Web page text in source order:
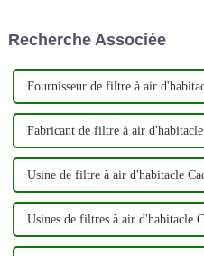
sur l'innovation et la qualité,...
Recherche Associée
Fournisseur de filtre à air
Fabricant de filtre à air
Usine de filtre à air d'habitacle
Usines de filtres à air d'habitacle